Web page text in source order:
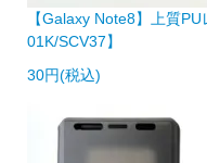
【Galaxy Note8】上質
01K/SCV37】
30円(税込)